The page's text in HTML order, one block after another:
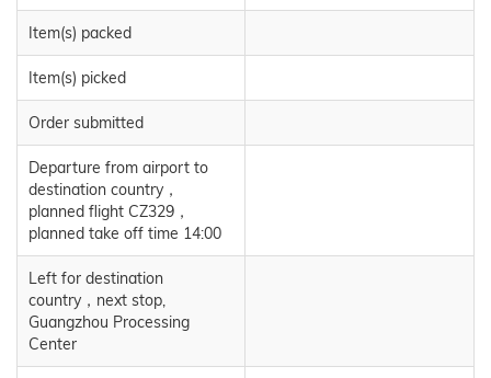
Item(s) packed
Item(s) picked
Order submitted
Departure from airport to
destination country，
planned flight CZ329，
planned take off time 14:00
Left for destination
country，next stop,
Guangzhou Processing
Center